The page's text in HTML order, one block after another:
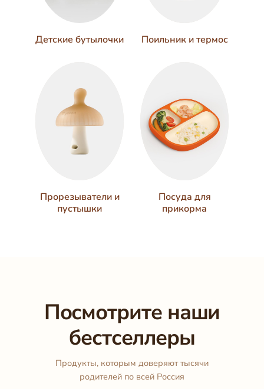
Детские бутылочки Поильник и термос
Прорезыватели и
пустышки
Посуда для
прикорма
Посмотрите наши
бестселлеры
Продукты, которым доверяют тысячи
родителей по всей Россия